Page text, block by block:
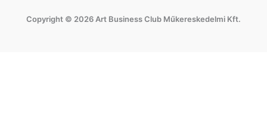
e
t
a
Copyright © 2026 Art Business Club Műkereskedelmi Kft.